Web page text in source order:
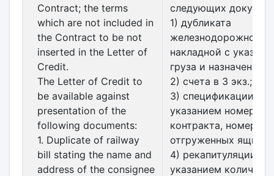
Contract; the terms
which are not included in
the Contract to be not
inserted in the Letter of
Credit.
The Letter of Credit to
be available against
presentation of the
following documents:
1. Duplicate of railway
bill stating the name and
address of the consignee
следующих
1) дубликата
железнодорожной
накладной с
груза и назначения;
2) счета в 3 экз.;
3) спецификации в 3
указанием номера
контракта, номеров
отгруженных
4) рекапитуляции с
указанием